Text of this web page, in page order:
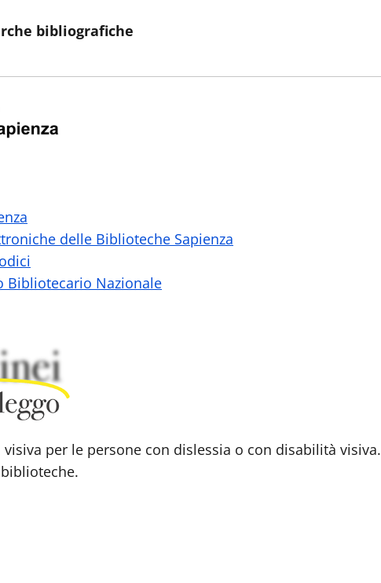
bibliografiche
delle Biblioteche Sapienza
Bibliotecario Nazionale
per le persone con dislessia o con disabilità visiva.